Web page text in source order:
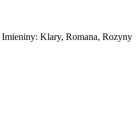
Imieniny: Klary, Romana, Rozyny